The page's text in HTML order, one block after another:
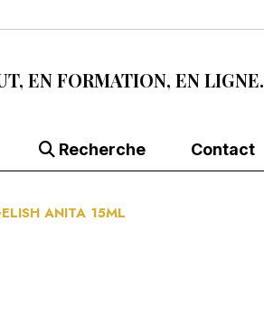
EN FORMATION, EN LIGNE.
Recherche Contact
ANITA 15ML